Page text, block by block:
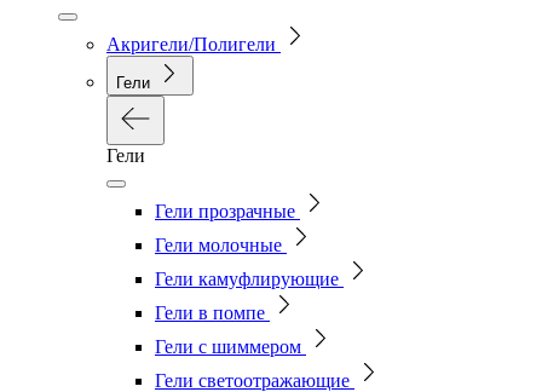
Акригели/Полигели
Гели
Гели
Гели прозрачные
Гели молочные
Гели камуфлирующие
Гели в помпе
Гели с шиммером
Гели светоотражающие